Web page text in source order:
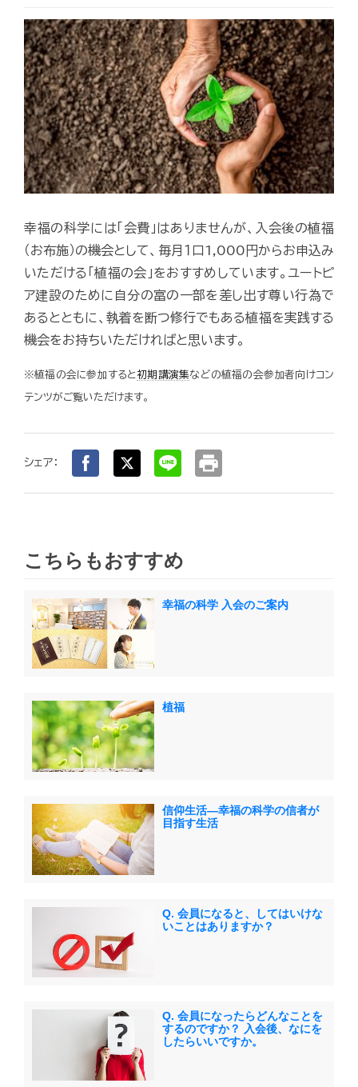
幸福の科学には「会費」はありませんが、入会後の植福
（お布施）の機会として、毎月１口1,000円からお申込み
いただける「植福の会」をおすすめしています。ユートピ
ア建設のために自分の富の一部を差し出す尊い行為で
あるとともに、執着を断つ修行でもある植福を実践する
機会をお持ちいただければと思います。
※植福の会に参加すると初期講演集などの植福の会参加者向けコン
テンツがご覧いただけます。
シェア： print
こちらもおすすめ
幸福の科学 入会のご案内
植福
信仰生活―幸福の科学の信者が
目指す生活
Q. 会員になると、してはいけな
いことはありますか？
Q. 会員になったらどんなことを
するのですか？ 入会後、なにを
したらいいですか。